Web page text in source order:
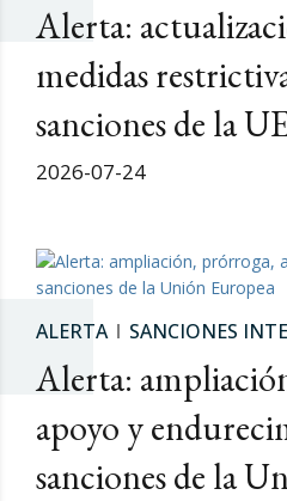
Alerta:
medidas
sanciones de la
2026-07-24
ALERTA SANCIONES
Alerta:
apoyo y
sanciones de la